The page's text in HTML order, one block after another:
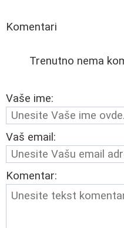
Komentari
Trenutno nema
Vaše ime:
Vaš email:
Komentar: